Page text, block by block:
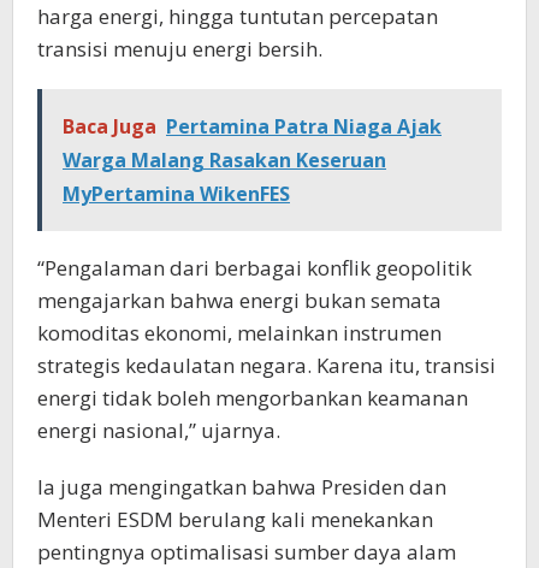
harga energi, hingga tuntutan percepatan
transisi menuju energi bersih.
Baca Juga Pertamina Patra Niaga Ajak
Warga Malang Rasakan Keseruan
MyPertamina WikenFES
“Pengalaman dari berbagai konflik geopolitik
mengajarkan bahwa energi bukan semata
komoditas ekonomi, melainkan instrumen
strategis kedaulatan negara. Karena itu, transisi
energi tidak boleh mengorbankan keamanan
energi nasional,” ujarnya.
Ia juga mengingatkan bahwa Presiden dan
Menteri ESDM berulang kali menekankan
pentingnya optimalisasi sumber daya alam